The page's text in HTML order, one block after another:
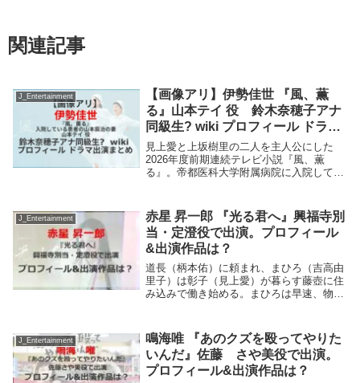
関連記事
J_Entertainment
【画像アリ】伊勢佳世 『風、薫
る』山本テイ 役 鈴木奈穂子アナ
同級生? wiki プロフィール ドラマ
出演まとめ
見上愛と上坂樹里の二人を主人公にした
2026年度前期連続テレビ小説『風、薫
る』。帝都医科大学附属病院に入院してい
NHK鈴木奈穂子アナの同級生? プロフィー
ルは? ...
J_Entertainment
赤星 昇一郎 『光る君へ』興福寺別
当・定澄役で出演。プロフィール
&出演作品は？
道長（柄本佑）に頼まれ、まひろ（吉高由
里子）は彰子（見上愛）が暮らす藤壺に住
み込みで働き始める。まひろは早速、物語
だまひろは、道長の反対を押し切り、家に
戻って執筆す...
J_Entertainment
鳴海唯 『あのクズを殴ってやりた
いんだ』佐藤 さや美役で出演。
プロフィール&出演作品は？